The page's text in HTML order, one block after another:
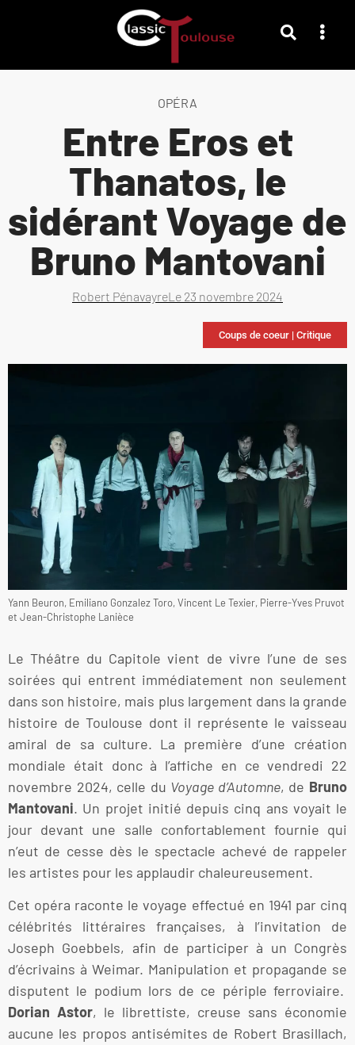
OPÉRA
Entre Eros et
Thanatos, le
sidérant Voyage de
Bruno Mantovani
Robert PénavayreLe 23 novembre 2024
Coups de coeur | Critique
Yann Beuron, Emiliano Gonzalez Toro, Vincent Le Texier, Pierre-Yves Pruvot
et Jean-Christophe Lanièce
Le Théâtre du Capitole vient de vivre l’une de ses
soirées qui entrent immédiatement non seulement
dans son histoire, mais plus largement dans la grande
histoire de Toulouse dont il représente le vaisseau
amiral de sa culture. La première d’une création
mondiale était donc à l’affiche en ce vendredi 22
novembre 2024, celle du Voyage d’Automne, de Bruno
Mantovani. Un projet initié depuis cinq ans voyait le
jour devant une salle confortablement fournie qui
n’eut de cesse dès le spectacle achevé de rappeler
les artistes pour les applaudir chaleureusement.
Cet opéra raconte le voyage effectué en 1941 par cinq
célébrités littéraires françaises, à l’invitation de
Joseph Goebbels, afin de participer à un Congrès
d’écrivains à Weimar. Manipulation et propagande se
disputent le podium lors de ce périple ferroviaire.
Dorian Astor, le librettiste, creuse sans économie
aucune les propos antisémites de Robert Brasillach,